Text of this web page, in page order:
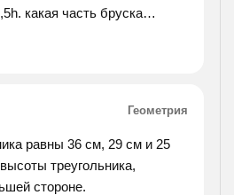
какая часть бруска
Геометрия
равны 36 см, 29 см и 25
треугольника,
стороне.